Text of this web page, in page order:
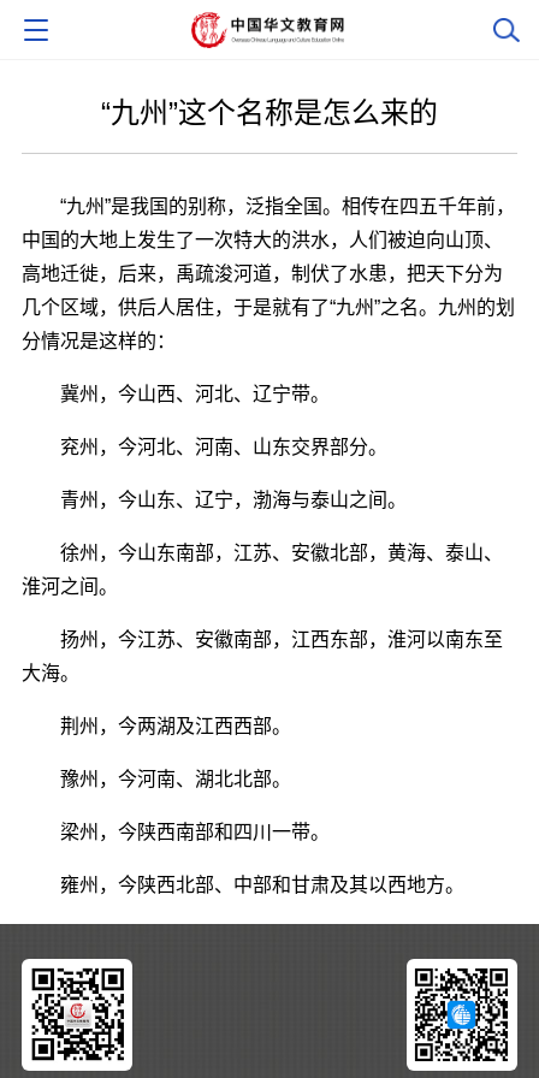
“九州”这个名称是怎么来的
“九州”是我国的别称，泛指全国。相传在四五千年前，
中国的大地上发生了一次特大的洪水，人们被迫向山顶、
高地迁徙，后来，禹疏浚河道，制伏了水患，把天下分为
几个区域，供后人居住，于是就有了“九州”之名。九州的划
分情况是这样的：
冀州，今山西、河北、辽宁带。
兖州，今河北、河南、山东交界部分。
青州，今山东、辽宁，渤海与泰山之间。
徐州，今山东南部，江苏、安徽北部，黄海、泰山、
淮河之间。
扬州，今江苏、安徽南部，江西东部，淮河以南东至
大海。
荆州，今两湖及江西西部。
豫州，今河南、湖北北部。
梁州，今陕西南部和四川一带。
雍州，今陕西北部、中部和甘肃及其以西地方。